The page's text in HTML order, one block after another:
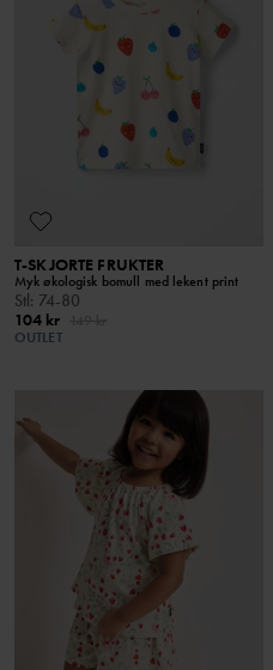
T-SKJORTE FRUKTER
Myk økologisk bomull med lekent print
Stl: 74-80
104 kr
OUTLET